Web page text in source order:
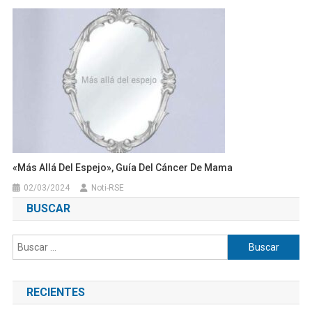
«Más Allá Del Espejo», Guía Del Cáncer De Mama
02/03/2024 Noti-RSE
BUSCAR
Buscar:
RECIENTES